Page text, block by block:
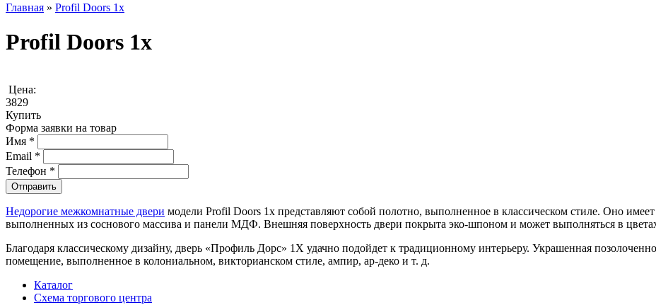
Главная » Profil Doors 1x
Profil Doors 1x
Цена:
3829
Купить
Форма заявки на товар
Имя *
Email *
Телефон *
Недорогие межкомнатные двери модели Profil Doors 1x представляют собой полотно, выполненное в классическом стиле. Оно
выполненных из соснового массива и панели МДФ. Внешняя поверхность двери покрыта эко-шпоном и может выполняться в
Благодаря классическому дизайну, дверь «Профиль Дорс» 1Х удачно подойдет к традиционному интерьеру. Украшенная
помещение, выполненное в колониальном, викторианском стиле, ампир, ар-деко и т. д.
Каталог
Схема торгового центра